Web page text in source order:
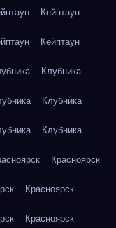
Кейптаун
Кейптаун
Клубника
Клубника
Клубника
Красноярск
Красноярск
Красноярск